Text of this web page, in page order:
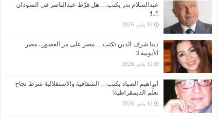
عبدالسلام بدر يكتب… هل فرَّط عبدالناصر في السودان
؟..!!
12 يناير، 2026
دينا شرف الدين تكتب… مصر على مر العصور.. مصر
الأيوبية 3
12 يناير، 2026
ابراهيم الصياد يكتب… الشفافية والاستقلالية شرط نجاح
تعلُّم الديمقراطية!
12 يناير، 2026